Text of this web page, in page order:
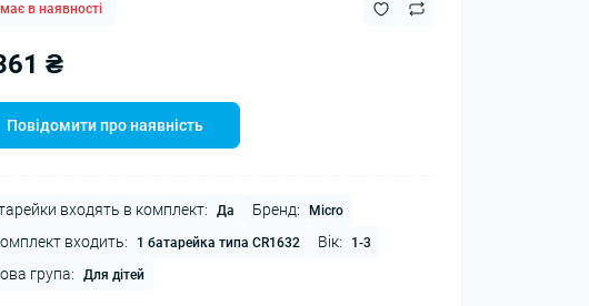
в наявності
₴
Повідомити про наявність
входять в комплект: Да Бренд: Micro
входить: 1 батарейка типа CR1632 Вік: 1-3
група: Для дітей